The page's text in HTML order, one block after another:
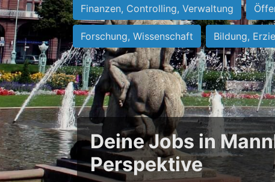
Finanzen, Controlling, Verwaltung
Forschung, Wissenschaft Bildung,
Deine Jobs in
Perspektive